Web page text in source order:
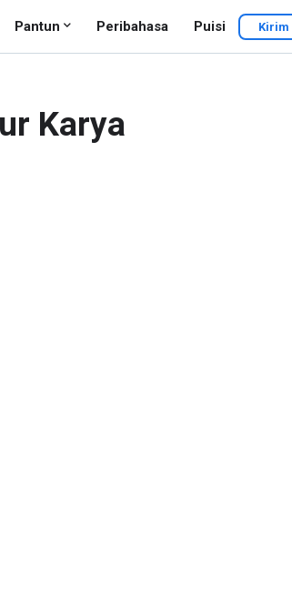
Pantun Peribahasa Puisi Kirim
Karya